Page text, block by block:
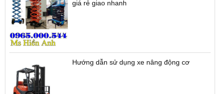
giá rẻ giao nhanh
Hướng dẫn sử dụng xe nâng động cơ